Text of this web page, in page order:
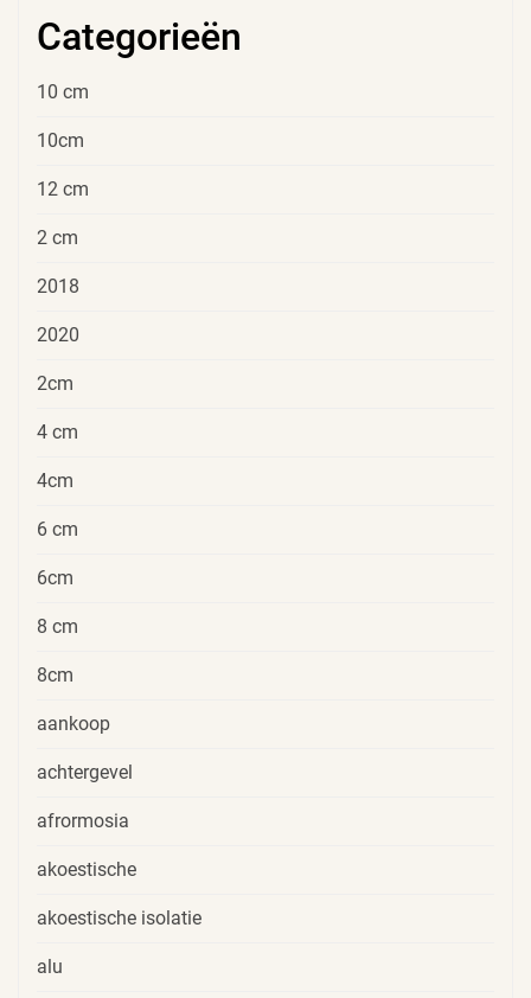
Categorieën
10 cm
10cm
12 cm
2 cm
2018
2020
2cm
4 cm
4cm
6 cm
6cm
8 cm
8cm
aankoop
achtergevel
afrormosia
akoestische
akoestische isolatie
alu